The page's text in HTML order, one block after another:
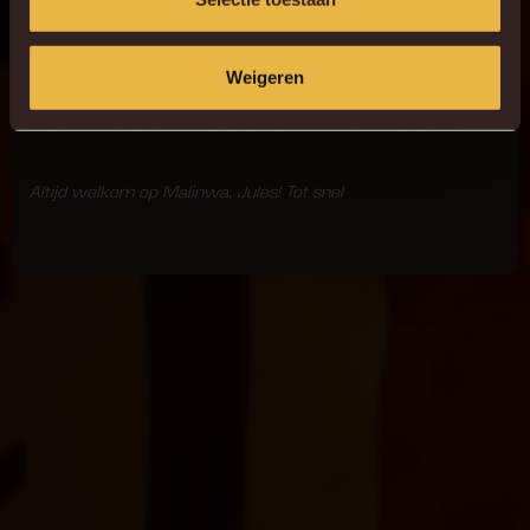
Weigeren
MERCI JULES
Met Jules verliest Malinwa een man van het huis. De club
wenst hem dan ook het allerbeste toe in de toekomst.
Altijd welkom op Malinwa, Jules! Tot snel